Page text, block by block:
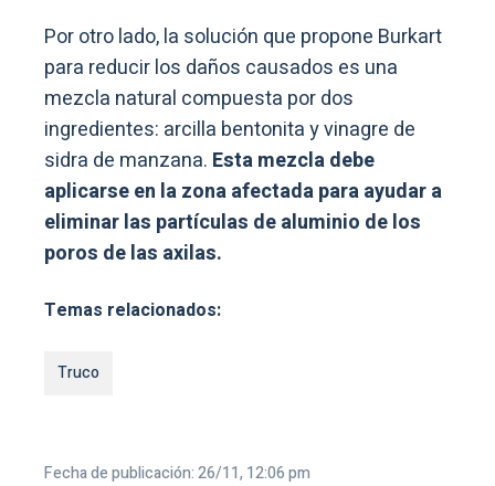
Por otro lado, la solución que propone Burkart
para reducir los daños causados es una
mezcla natural compuesta por dos
ingredientes: arcilla bentonita y vinagre de
sidra de manzana. Esta mezcla debe
aplicarse en la zona afectada para ayudar a
eliminar las partículas de aluminio de los
poros de las axilas.
Temas relacionados:
Truco
Fecha de publicación: 26/11, 12:06 pm